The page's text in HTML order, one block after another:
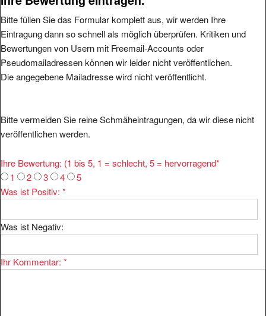
Bitte füllen Sie das Formular komplett aus, wir werden Ihre
Eintragung dann so schnell als möglich überprüfen. Kritiken und
Bewertungen von Usern mit Freemail-Accounts oder
Pseudomailadressen können wir leider nicht veröffentlichen.
Die angegebene Mailadresse wird nicht veröffentlicht.
Bitte vermeiden Sie reine Schmäheintragungen, da wir diese nicht
veröffentlichen werden.
Ihre Bewertung: (1 bis 5, 1 = schlecht, 5 = hervorragend*
1
2 3 4
5
Was ist Positiv: *
Was ist Negativ:
Ihr Kommentar: *